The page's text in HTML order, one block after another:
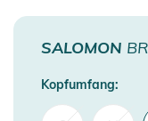
SALOMON
Kopfumfang: